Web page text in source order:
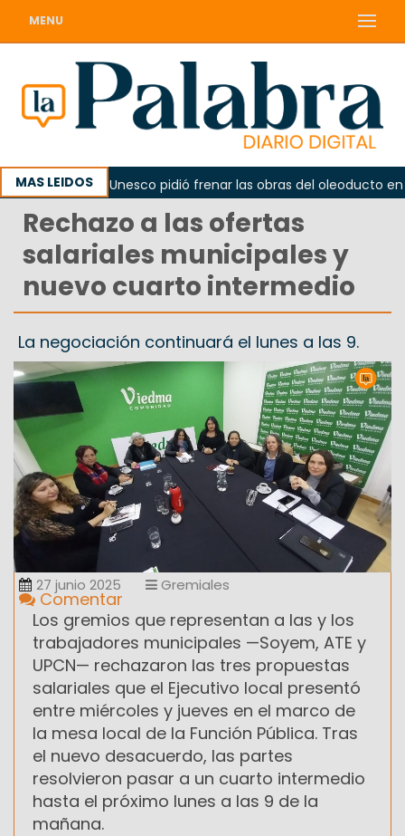
MENU
MAS LEIDOSLa Unesco pidió frenar las obras del oleoducto en
Rechazo a las ofertas
salariales municipales y
nuevo cuarto intermedio
La negociación continuará el lunes a las 9.
27 junio 2025 Gremiales
Comentar
Los gremios que representan a las y los
trabajadores municipales —Soyem, ATE y
UPCN— rechazaron las tres propuestas
salariales que el Ejecutivo local presentó
entre miércoles y jueves en el marco de
la mesa local de la Función Pública. Tras
el nuevo desacuerdo, las partes
resolvieron pasar a un cuarto intermedio
hasta el próximo lunes a las 9 de la
mañana.